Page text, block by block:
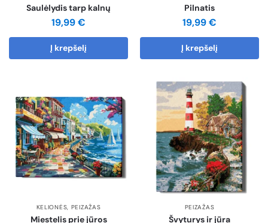
Saulėlydis tarp kalnų
19,99€
Į krepšelį
Pilnatis
19,99€
Į krepšelį
KELIONĖS, PEIZAŽAS
Miestelis prie jūros
PEIZAŽAS
Švyturys ir jūra